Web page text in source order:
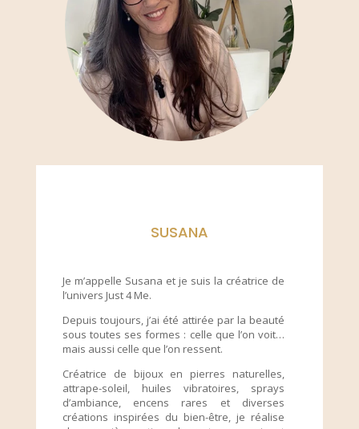
SUSANA
Je m’appelle Susana et je suis la créatrice de
l’univers Just 4 Me.
Depuis toujours, j’ai été attirée par la beauté
sous toutes ses formes : celle que l’on voit…
mais aussi celle que l’on ressent.
Créatrice de bijoux en pierres naturelles,
attrape-soleil, huiles vibratoires, sprays
d’ambiance, encens rares et diverses
créations inspirées du bien-être, je réalise